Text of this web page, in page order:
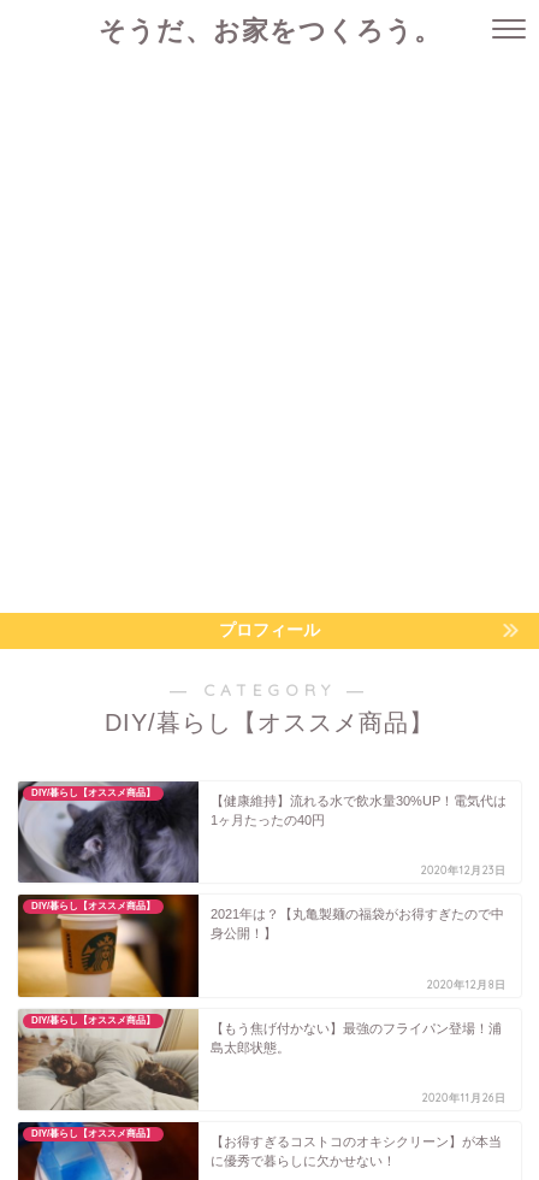
そうだ、お家をつくろう。
プロフィール
― CATEGORY ―
DIY/暮らし【オススメ商品】
DIY/暮らし【オススメ商品】
【健康維持】流れる水で飲水量30%UP！電気代は
1ヶ月たったの40円
2020年12月23日
DIY/暮らし【オススメ商品】
2021年は？【丸亀製麺の福袋がお得すぎたので中
身公開！】
2020年12月8日
DIY/暮らし【オススメ商品】
【もう焦げ付かない】最強のフライパン登場！浦
島太郎状態。
2020年11月26日
DIY/暮らし【オススメ商品】
【お得すぎるコストコのオキシクリーン】が本当
に優秀で暮らしに欠かせない！